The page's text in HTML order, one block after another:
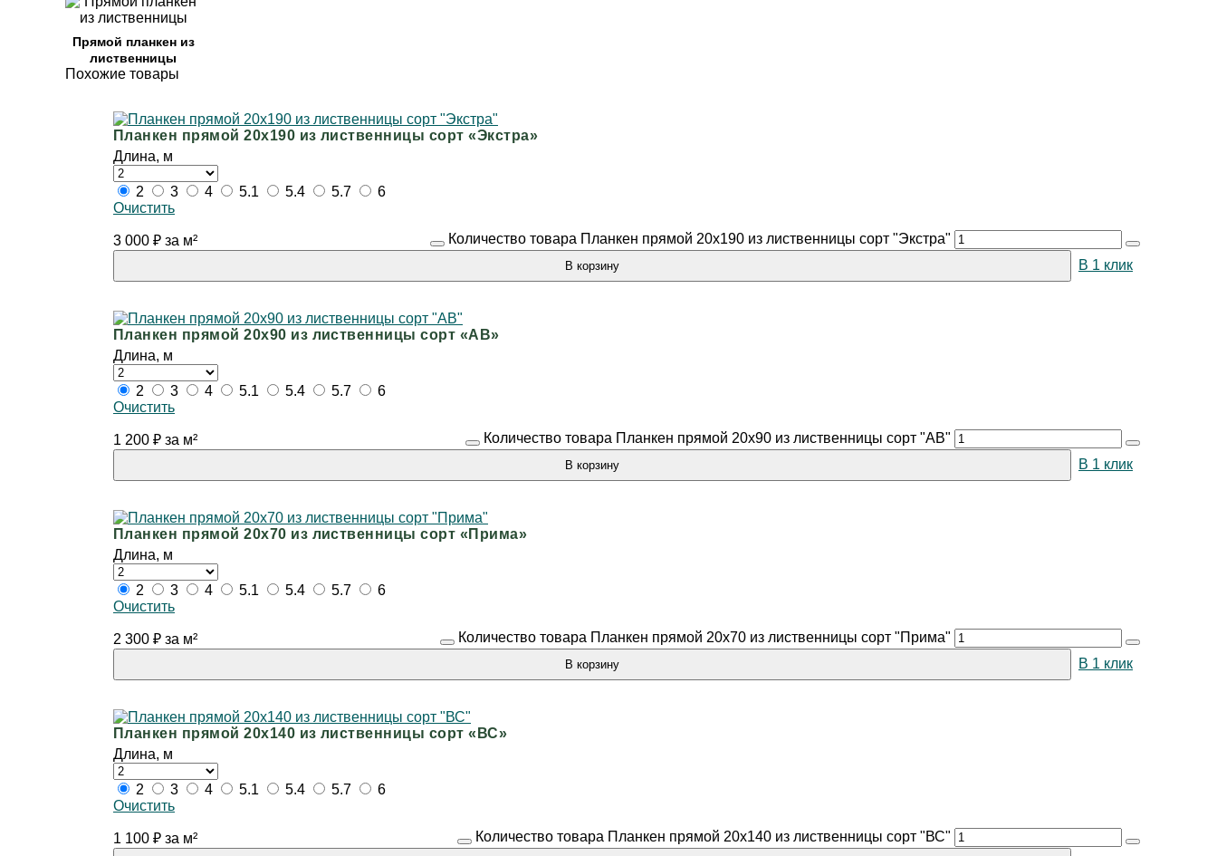
Прямой планкен из
лиственницы
Похожие товары
Планкен прямой 20х190 из лиственницы сорт «Экстра»
Длина, м
2 3 4 5.1 5.4 5.7
6
Очистить
3 000 ₽ за м² Количество товара Планкен прямой 20х190 из лиственницы сорт "Экстра"
В корзину В 1 клик
Планкен прямой 20х90 из лиственницы сорт «АВ»
Длина, м
2 3 4 5.1 5.4 5.7
6
Очистить
1 200 ₽ за м² Количество товара Планкен прямой 20х90 из лиственницы сорт "АВ"
В корзину В 1 клик
Планкен прямой 20х70 из лиственницы сорт «Прима»
Длина, м
2 3 4 5.1 5.4 5.7
6
Очистить
2 300 ₽ за м² Количество товара Планкен прямой 20х70 из лиственницы сорт "Прима"
В корзину В 1 клик
Планкен прямой 20х140 из лиственницы сорт «ВС»
Длина, м
2 3 4 5.1 5.4 5.7
6
Очистить
1 100 ₽ за м²
Количество товара Планкен прямой 20х140 из лиственницы сорт "ВС"